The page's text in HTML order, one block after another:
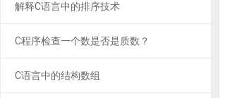
解释C语言中的排序技术
C程序检查一个数是否是质数？
C语言中的结构数组